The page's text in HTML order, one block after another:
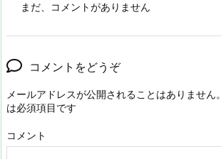
まだ、コメントがありません
コメントをどうぞ
メールアドレスが公開されることはありません。
は必須項目です
コメント